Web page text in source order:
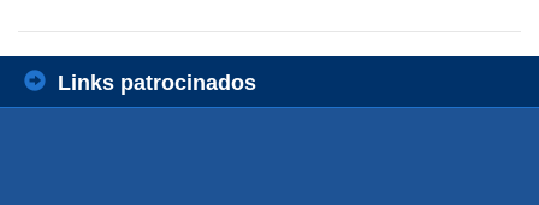
Links patrocinados